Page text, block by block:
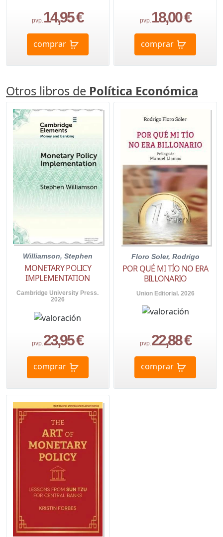
pvp.14,95 €
comprar
pvp.18,00 €
comprar
Otros libros de Política Económica
Williamson, Stephen
MONETARY POLICY
IMPLEMENTATION
Cambridge University Press.
2026
pvp.23,95 €
comprar
Floro Soler, Rodrigo
POR QUÉ MI TÍO NO ERA
BILLONARIO
Union Editorial. 2026
pvp.22,88 €
comprar